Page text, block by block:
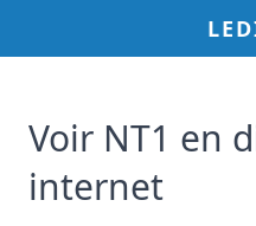
Voir NT1 en
internet